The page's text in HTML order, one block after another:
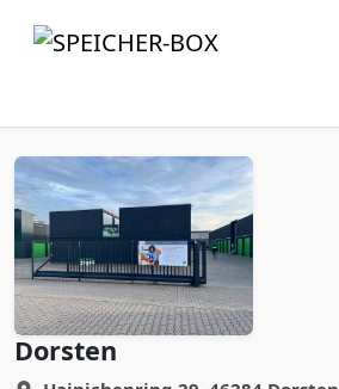
Dorsten